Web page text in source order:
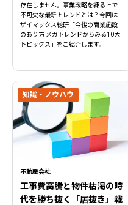
存在しません。事業戦略を練る上で
不可欠な最新トレンドとは？今回は
ザイマックス総研「今後の商業施設
のあり方 メガトレンドからみる10大
トピックス」をご紹介します。
不動産会社
工事費高騰と物件枯渇の時
代を勝ち抜く「居抜き」戦
知識・ノウハウ